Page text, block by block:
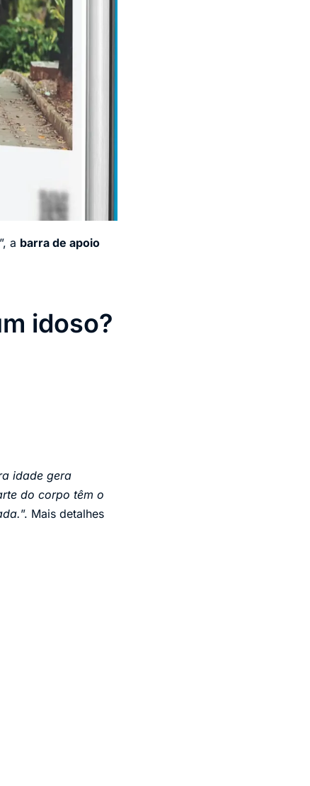
a barra de apoio
idoso?
idade gera
do corpo têm o
”. Mais detalhes